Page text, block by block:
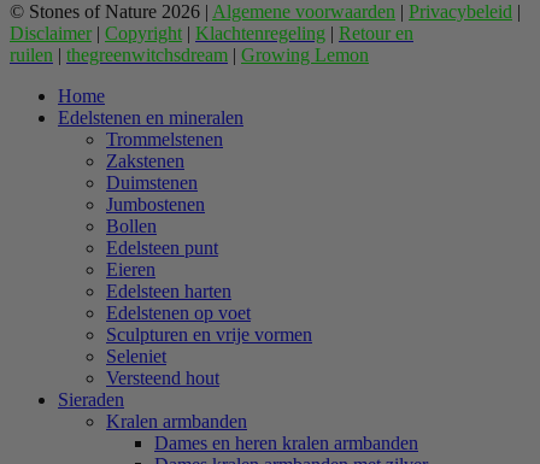
© Stones of Nature 2026 | Algemene voorwaarden | Privacybeleid |
Disclaimer | Copyright | Klachtenregeling | Retour en
ruilen | thegreenwitchsdream | Growing Lemon
Home
Edelstenen en mineralen
Trommelstenen
Zakstenen
Duimstenen
Jumbostenen
Bollen
Edelsteen punt
Eieren
Edelsteen harten
Edelstenen op voet
Sculpturen en vrije vormen
Seleniet
Versteend hout
Sieraden
Kralen armbanden
Dames en heren kralen armbanden